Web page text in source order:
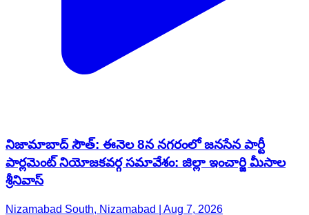
నిజామాబాద్ సౌత్: ఈనెల 8న నగరంలో జనసేన పార్టీ
పార్లమెంట్ నియోజకవర్గ సమావేశం: జిల్లా ఇంచార్జి మీసాల
శ్రీనివాస్
Nizamabad South, Nizamabad | Aug 7, 2026